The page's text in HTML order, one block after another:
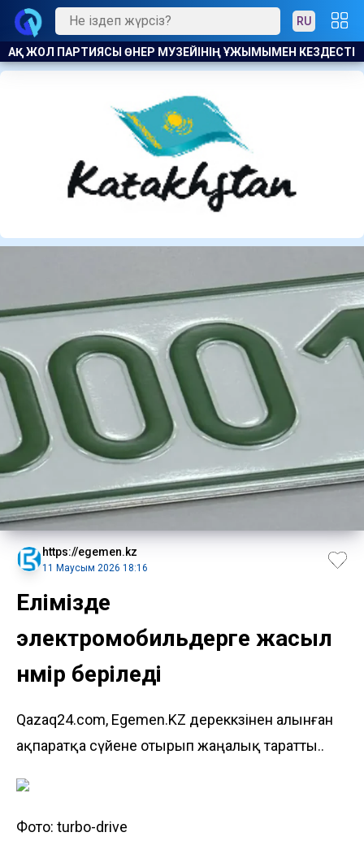
RU
ТҮРКИЯ ӨЗ КЕМЕЛЕРІНЕ ЖАСАЛҒАН УКРАИНА
https://egemen.kz
11 Маусым 2026 18:16
Елімізде
электромобильдерге жасыл
нөмір беріледі
Qazaq24.com, Egemen.KZ дереккөзінен алынған
ақпаратқа сүйене отырып жаңалық таратты..
Фото: turbo-drive